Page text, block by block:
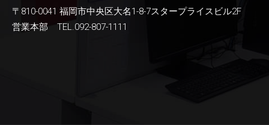
〒810-0041 福岡市中央区大名1-8-7スタープライスビル2F
営業本部 TEL.092-807-1111